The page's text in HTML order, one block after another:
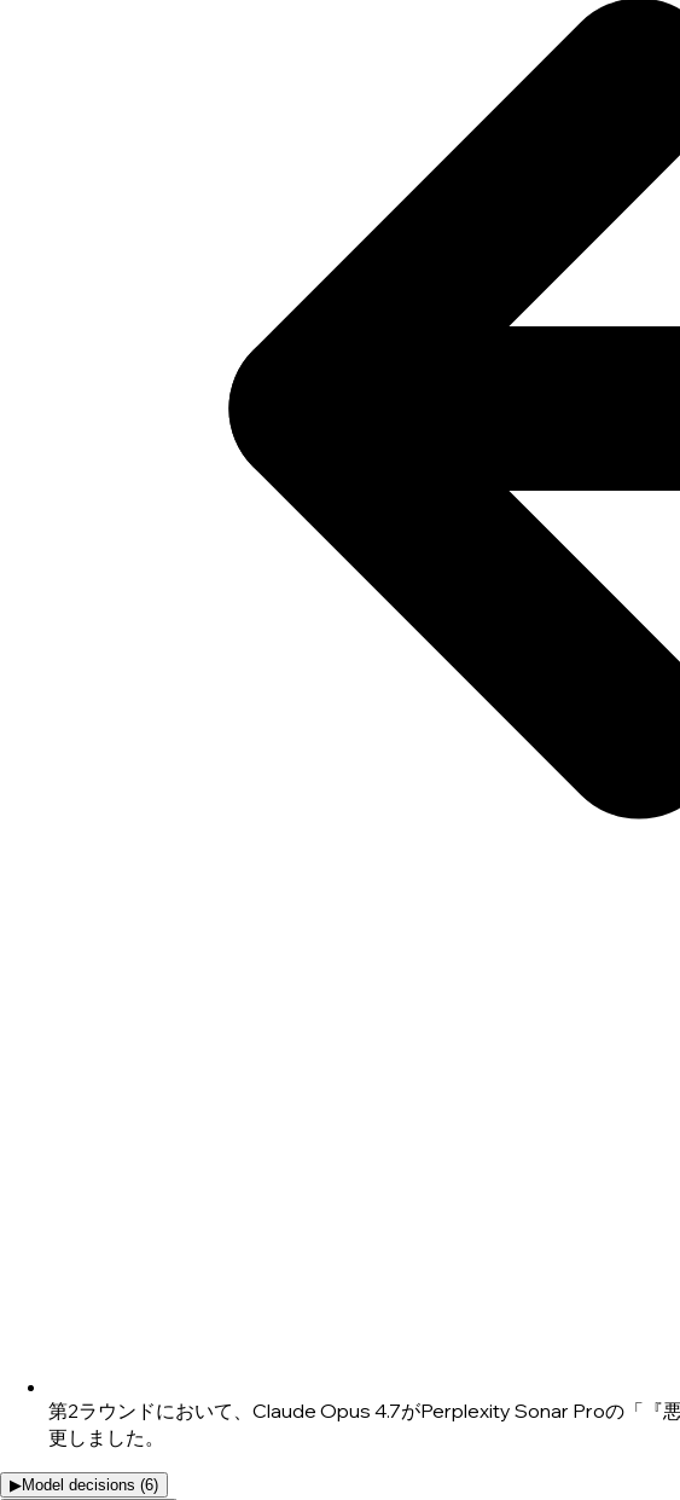
第2ラウンドにおいて、Claude Opus 4.7がPerplexity Sonar Proの「『
更しました。
▶Model decisions (6)